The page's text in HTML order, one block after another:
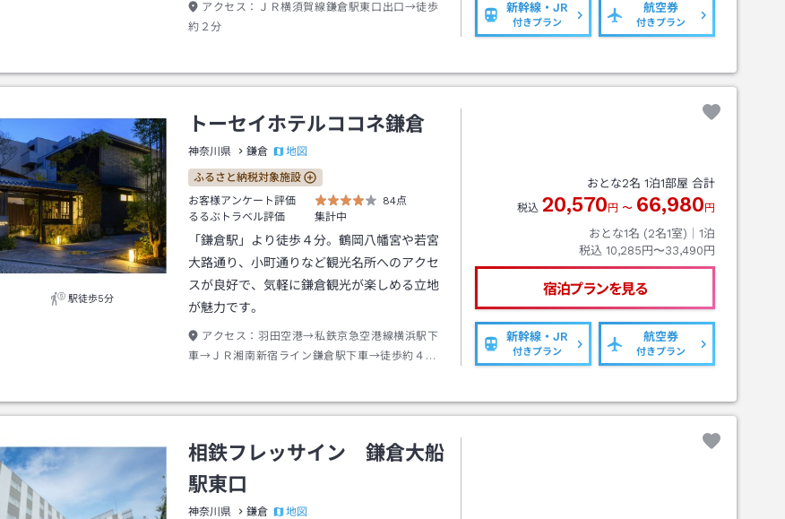
アクセス：
ＪＲ横須賀線鎌倉駅東口出口→徒歩
約２分
新幹線・JR
付きプラン
航空券
付きプラン
駅徒歩5分
トーセイホテルココネ鎌倉
神奈川県 鎌倉 地図
ふるさと納税対象施設
お客様アンケート評価
84点
るるぶトラベル評価
集計中
「鎌倉駅」より徒歩４分。鶴岡八幡宮や若宮
大路通り、小町通りなど観光名所へのアクセ
スが良好で、気軽に鎌倉観光が楽しめる立地
が魅力です。
アクセス： 羽田空港→私鉄京急空港線横浜駅下
車→ＪＲ湘南新宿ライン鎌倉駅下車→徒歩約４分
おとな2名 1泊1部屋 合計
税込 20,570 円 〜 66,980 円
おとな1名 (2名1室)｜ 1泊
税込 10,285円〜33,490円
宿泊プランを見る
新幹線・JR
付きプラン
航空券
付きプラン
相鉄フレッサイン 鎌倉大船
駅東口
神奈川県 鎌倉 地図